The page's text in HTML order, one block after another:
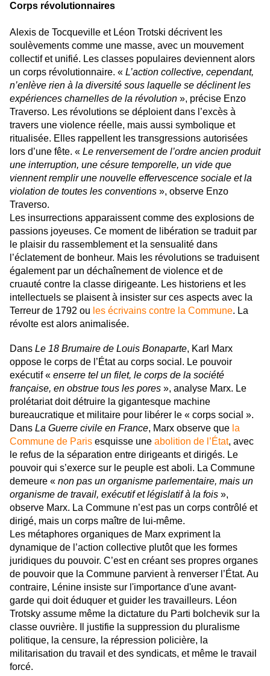
Corps révolutionnaires
Alexis de Tocqueville et Léon Trotski décrivent les
soulèvements comme une masse, avec un mouvement
collectif et unifié. Les classes populaires deviennent alors
un corps révolutionnaire. « L’action collective, cependant,
n’enlève rien à la diversité sous laquelle se déclinent les
expériences charnelles de la révolution », précise Enzo
Traverso. Les révolutions se déploient dans l’excès à
travers une violence réelle, mais aussi symbolique et
ritualisée. Elles rappellent les transgressions autorisées
lors d’une fête. « Le renversement de l’ordre ancien produit
une interruption, une césure temporelle, un vide que
viennent remplir une nouvelle effervescence sociale et la
violation de toutes les conventions », observe Enzo
Traverso.
Les insurrections apparaissent comme des explosions de
passions joyeuses. Ce moment de libération se traduit par
le plaisir du rassemblement et la sensualité dans
l’éclatement de bonheur. Mais les révolutions se traduisent
également par un déchaînement de violence et de
cruauté contre la classe dirigeante. Les historiens et les
intellectuels se plaisent à insister sur ces aspects avec la
Terreur de 1792 ou les écrivains contre la Commune. La
révolte est alors animalisée.
Dans Le 18 Brumaire de Louis Bonaparte, Karl Marx
oppose le corps de l’État au corps social. Le pouvoir
exécutif « enserre tel un filet, le corps de la société
française, en obstrue tous les pores », analyse Marx. Le
prolétariat doit détruire la gigantesque machine
bureaucratique et militaire pour libérer le « corps social ».
Dans La Guerre civile en France, Marx observe que la
Commune de Paris esquisse une abolition de l’État, avec
le refus de la séparation entre dirigeants et dirigés. Le
pouvoir qui s’exerce sur le peuple est aboli. La Commune
demeure « non pas un organisme parlementaire, mais un
organisme de travail, exécutif et législatif à la fois »,
observe Marx. La Commune n’est pas un corps contrôlé et
dirigé, mais un corps maître de lui-même.
Les métaphores organiques de Marx expriment la
dynamique de l’action collective plutôt que les formes
juridiques du pouvoir. C’est en créant ses propres organes
de pouvoir que la Commune parvient à renverser l’État. Au
contraire, Lénine insiste sur l'importance d'une avant-
garde qui doit éduquer et guider les travailleurs. Léon
Trotsky assume même la dictature du Parti bolchevik sur la
classe ouvrière. Il justifie la suppression du pluralisme
politique, la censure, la répression policière, la
militarisation du travail et des syndicats, et même le travail
forcé.